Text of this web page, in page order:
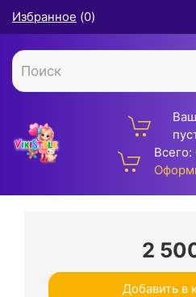
Избранное (0)
Всего:
2
Добавить в